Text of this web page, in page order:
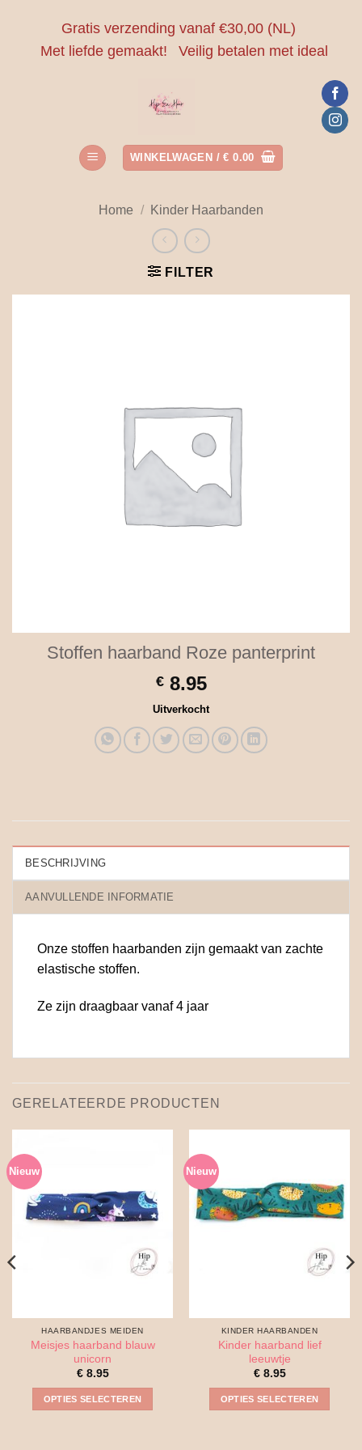
Gratis verzending vanaf €30,00 (NL)
Met liefde gemaakt!
Veilig betalen met ideal
WINKELWAGEN /€ 0.00
Home / Kinder Haarbanden
FILTER
Stoffen haarband Roze panterprint
€8.95
Uitverkocht
BESCHRIJVING
AANVULLENDE INFORMATIE
Onze stoffen haarbanden zijn gemaakt van zachte
elastische stoffen.
Ze zijn draagbaar vanaf 4 jaar
GERELATEERDE PRODUCTEN
Nieuw
HAARBANDJES MEIDEN
Meisjes haarband blauw
unicorn
€8.95
OPTIES SELECTEREN
Nieuw
KINDER HAARBANDEN
Kinder haarband lief
leeuwtje
€8.95
OPTIES SELECTEREN